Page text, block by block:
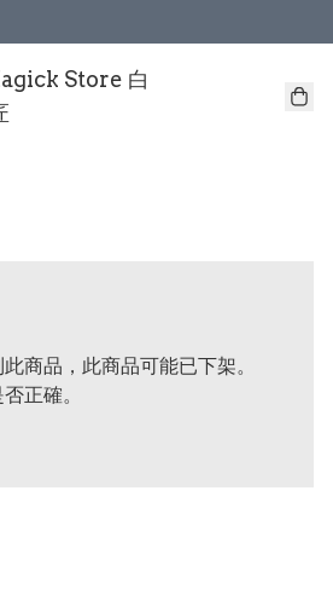
Store 白
商品，此商品可能已下架。
正確。